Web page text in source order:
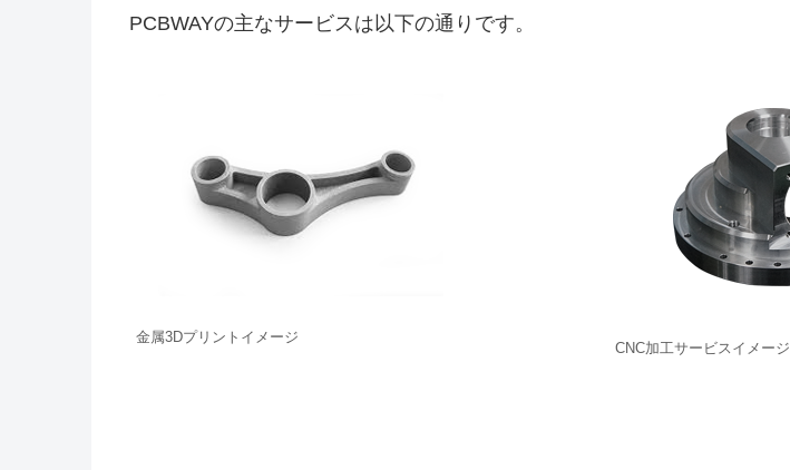
PCBWAYの主なサービスは以下の通りです。
金属3Dプリントイメージ
CNC加工サービスイメージ